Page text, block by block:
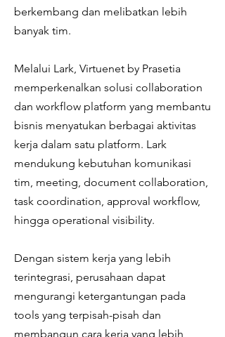
berkembang dan melibatkan lebih
banyak tim.
Melalui Lark, Virtuenet by Prasetia
memperkenalkan solusi collaboration
dan workflow platform yang membantu
bisnis menyatukan berbagai aktivitas
kerja dalam satu platform. Lark
mendukung kebutuhan komunikasi
tim, meeting, document collaboration,
task coordination, approval workflow,
hingga operational visibility.
Dengan sistem kerja yang lebih
terintegrasi, perusahaan dapat
mengurangi ketergantungan pada
tools yang terpisah-pisah dan
membangun cara kerja yang lebih